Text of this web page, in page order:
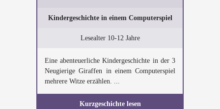
Kindergeschichte in einem Computerspiel
Lesealter 10-12 Jahre
Eine abenteuerliche Kindergeschichte in der 3
Neugierige Giraffen in einem Computerspiel
mehrere Witze erzählen. ...
Kurzgeschichte lesen